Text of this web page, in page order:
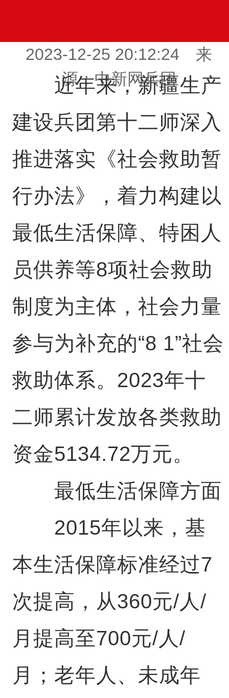
2023-12-25 20:12:24 来
源：中新网兵团
近年来，新疆生产
建设兵团第十二师深入
推进落实《社会救助暂
行办法》，着力构建以
最低生活保障、特困人
员供养等8项社会救助
制度为主体，社会力量
参与为补充的“8 1”社会
救助体系。2023年十
二师累计发放各类救助
资金5134.72万元。
最低生活保障方面
2015年以来，基
本生活保障标准经过7
次提高，从360元/人/
月提高至700元/人/
月；老年人、未成年